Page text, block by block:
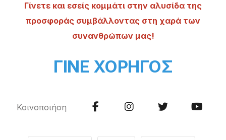
Γίνετε και εσείς κομμάτι στην αλυσίδα της
προσφοράς συμβάλλοντας στη χαρά των
συνανθρώπων μας!
ΓΙΝΕ ΧΟΡΗΓΟΣ
Κοινοποιήση